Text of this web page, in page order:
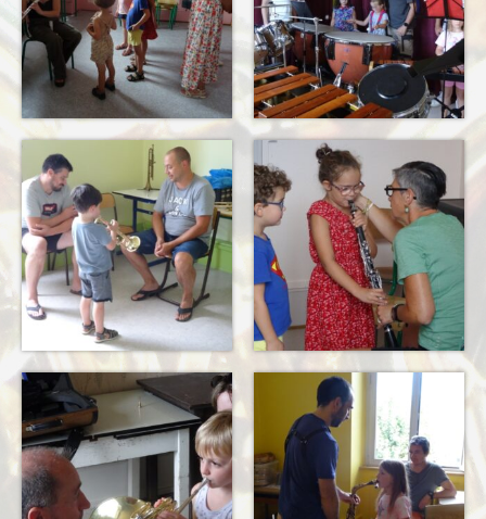
Direction
Répertoire Musical
Blog
Contact